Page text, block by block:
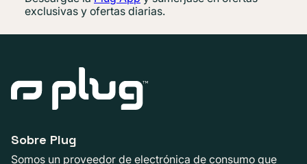
exclusivas y ofertas diarias.
Sobre Plug
Somos un proveedor de electrónica de consumo que